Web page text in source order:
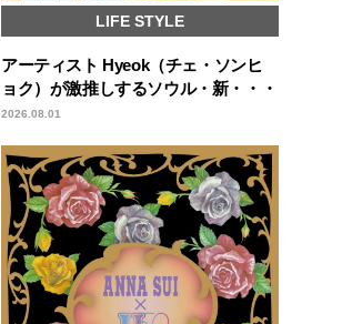
LIFE STYLE
アーティスト Hyeok（チェ・ソンヒ
ョク）が激推しするソウル・新・・・
2026.08.01